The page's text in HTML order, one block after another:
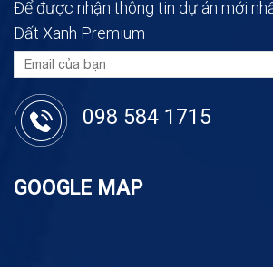
Để được nhận thông tin dự án mới
Đất Xanh Premium
098 584 1715
GOOGLE MAP